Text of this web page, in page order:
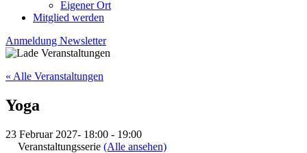
Eigener Ort
Mitglied werden
Anmeldung Newsletter
« Alle Veranstaltungen
Yoga
23 Februar 2027- 18:00 - 19:00
Veranstaltungsserie (Alle ansehen)